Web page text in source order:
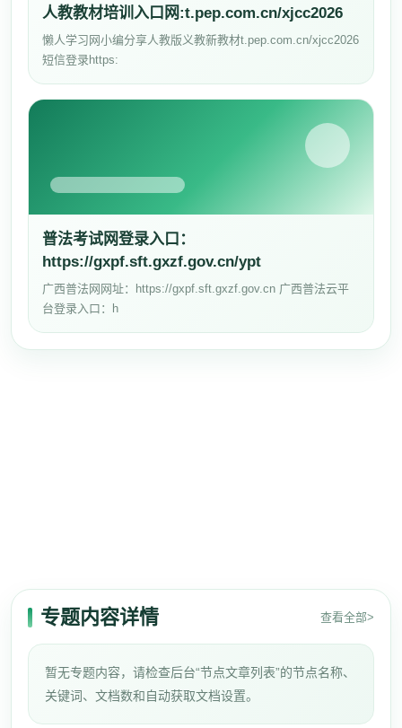
人教教材培训入口网:t.pep.com.cn/xjcc2026
懒人学习网小编分享人教版义教新教材t.pep.com.cn/xjcc2026
短信登录https:
普法考试网登录入口：
https://gxpf.sft.gxzf.gov.cn/ypt
广西普法网网址：https://gxpf.sft.gxzf.gov.cn 广西普法云平
台登录入口：h
专题内容详情 查看全部>
暂无专题内容，请检查后台“节点文章列表”的节点名称、
关键词、文档数和自动获取文档设置。